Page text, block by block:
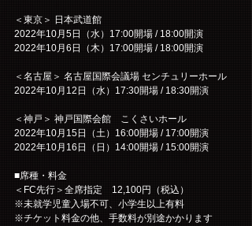
＜東京＞ 日本武道館
2022年10月5日（水）17:00開場 / 18:00開演
2022年10月6日（木）17:00開場 / 18:00開演
＜名古屋＞ 名古屋国際会議場 センチュリーホール
2022年10月12日（水）17:30開場 / 18:30開演
＜神戸＞ 神戸国際会館　こくさいホール
2022年10月15日（土）16:00開場 / 17:00開演
2022年10月16日（日）14:00開場 / 15:00開演
■席種・料金
＜FC先行＞全席指定　12,100円（税込）
※未就学児童入場不可、小学生以上有料
※チケット料金の他、手数料が別途かかります